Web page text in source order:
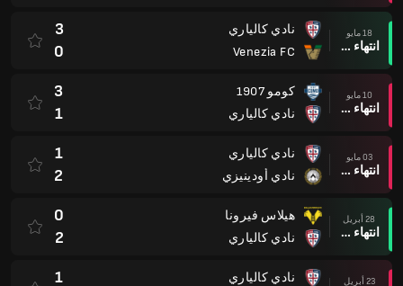
18 مايو
انتهاء وقت المباراة
نادي كالياري
Venezia FC
3
0
10 مايو
انتهاء وقت المباراة
كومو 1907
نادي كالياري
3
1
03 مايو
انتهاء وقت المباراة
نادي كالياري
نادي أودينيزي
1
2
28 أبريل
انتهاء وقت المباراة
هيلاس فيرونا
نادي كالياري
0
2
23 أبريل
نادي كالياري
1